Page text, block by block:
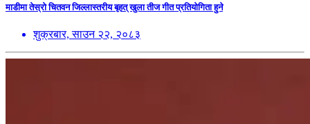
माडीमा तेस्रो चितवन जिल्लास्तरीय बृहत् खुला तीज गीत प्रतियोगिता हुने
शुक्रबार, साउन २२, २०८३